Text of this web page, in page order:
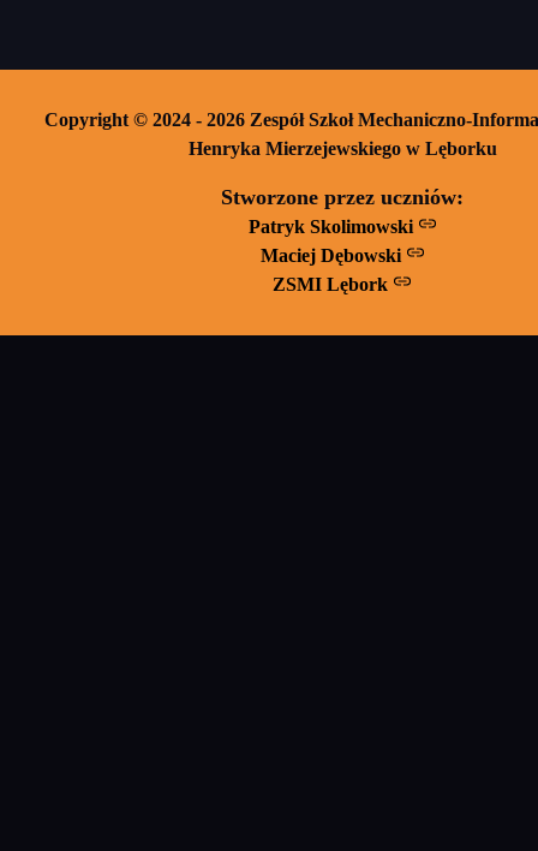
Copyright © 2024 - 2026 Zespół Szkoł Mechaniczno-
Henryka Mierzejewskiego w Lęborku
Stworzone przez uczniów:
Patryk Skolimowski
Maciej Dębowski
ZSMI Lębork